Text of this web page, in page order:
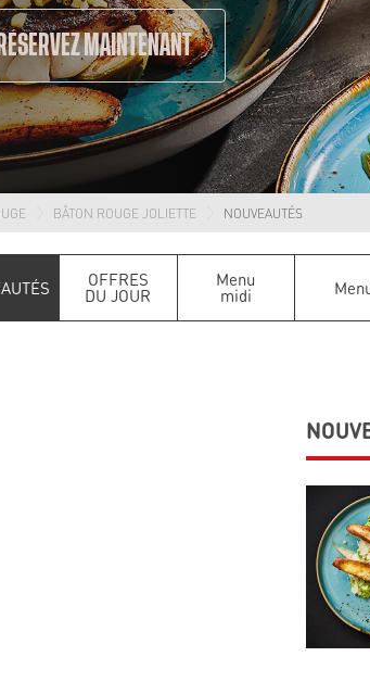
MAINTENANT
BÂTON ROUGE JOLIETTE NOUVEAUTÉS
OFFRES
DU JOUR
Menu
midi